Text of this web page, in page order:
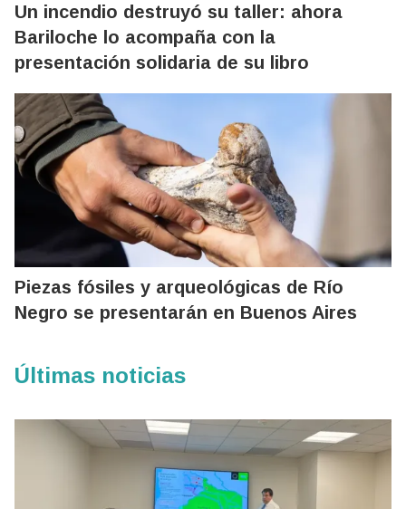
Un incendio destruyó su taller: ahora
Bariloche lo acompaña con la
presentación solidaria de su libro
Piezas fósiles y arqueológicas de Río
Negro se presentarán en Buenos Aires
Últimas noticias